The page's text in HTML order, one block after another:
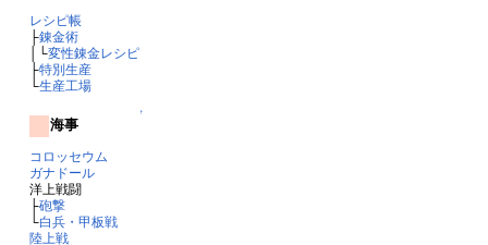
レシピ帳
├錬金術
│└変性錬金レシピ
├特別生産
└生産工場
↑
海事
コロッセウム
ガナドール
洋上戦闘
├砲撃
└白兵・甲板戦
陸上戦